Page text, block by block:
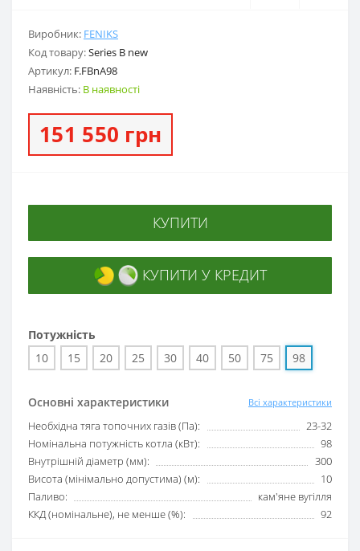
Виробник: FENIKS
Код товару:Series B new
Артикул: F.FBnА98
Наявність: В наявності
151 550 грн
Потужність
10
15 20 25 30 40 50 75 98
Основні характеристики Всі характеристики
Необхідна тяга топочних газів (Па):
23-32
Номінальна потужність котла (кВт):
98
Внутрішній діаметр (мм):
300
Висота (мінімально допустима) (м):
10
Паливо:
кам'яне вугілля
ККД (номінальне), не менше (%):
92
КУПИТИ
КУПИТИ У КРЕДИТ